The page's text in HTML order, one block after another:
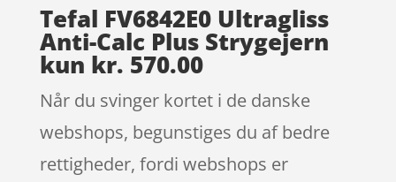
Tefal FV6842E0 Ultragliss
Anti-Calc Plus Strygejern
kun kr. 570.00
Når du svinger kortet i de danske
webshops, begunstiges du af bedre
rettigheder, fordi webshops er